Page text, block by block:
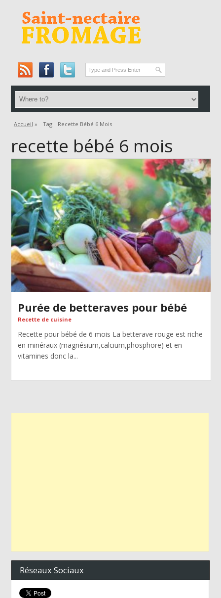
Accueil » Tag Recette Bébé 6 Mois
recette bébé 6 mois
Purée de betteraves pour bébé
Recette de cuisine
Recette pour bébé de 6 mois La betterave rouge est riche
en minéraux (magnésium,calcium,phosphore) et en
vitamines donc la...
Réseaux Sociaux